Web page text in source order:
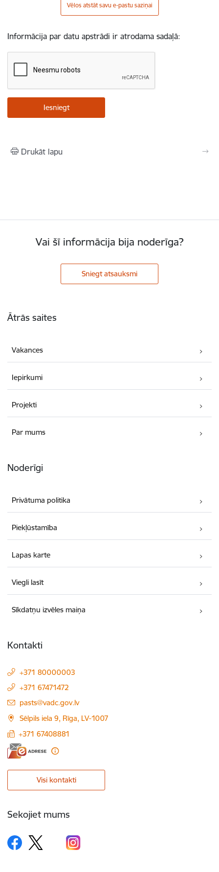
Vēlos atstāt savu e-pastu saziņai
Informācija par datu apstrādi ir atrodama sadaļā:
Drukāt lapu
Vai šī informācija bija noderīga?
Sniegt atsauksmi
Ātrās saites
Vakances
Iepirkumi
Projekti
Par mums
Noderīgi
Privātuma politika
Piekļūstamība
Lapas karte
Viegli lasīt
Sīkdatņu izvēles maiņa
Kontakti
+371 80000003
+371 67471472
E-pasts:
pasts@vadc.gov.lv
Sēlpils iela 9, Rīga, LV-1007
+371 67408881
Visi kontakti
Sekojiet mums